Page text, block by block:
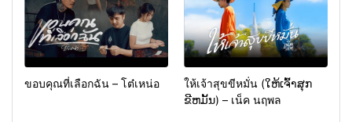
ขอบคุณที่เลือกฉัน – โต๋เหน่อ
ให้เจ้าสุขขีหมั่น (ໃຫ້ເຈົ້າສຸກ
ຂີຫມັ້ນ) – เน็ค นฤพล